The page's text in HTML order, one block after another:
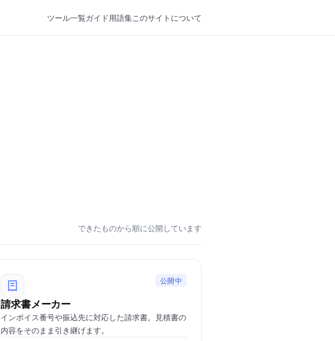
ツール一覧ガイド用語集このサイトについて
できたものから順に公開しています
公開中
請求書メーカー
インボイス番号や振込先に対応した請求書。見積書の
内容をそのまま引き継げます。